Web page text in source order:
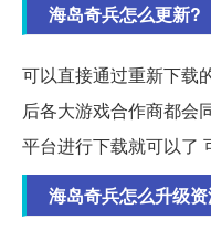
海岛奇兵怎么更新?
可以直接通过重新下载
后各大游戏合作商都会
平台进行下载就可以了
海岛奇兵怎么升级